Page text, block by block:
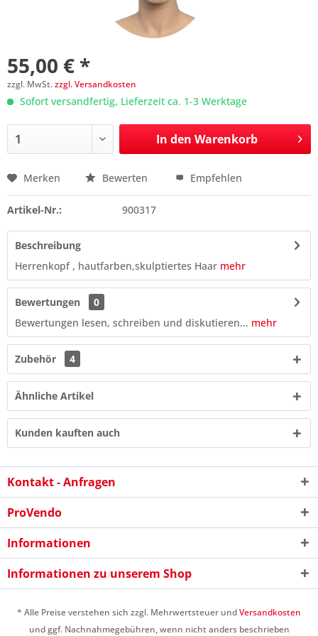
55,00 € *
zzgl. MwSt.zzgl. Versandkosten
Sofort versandfertig, Lieferzeit ca. 1-3 Werktage
In den Warenkorb
Preis anfragen
9 - 5 = ?
Merken Bewerten Empfehlen
Artikel-Nr.: 900317
Beschreibung
Herrenkopf , hautfarben,skulptiertes Haar mehr
Bewertungen
0
Bewertungen lesen, schreiben und diskutieren... mehr
Zubehör 4
Ähnliche Artikel
Kunden kauften auch
Kontakt - Anfragen
ProVendo
Informationen
Informationen zu unserem Shop
* Alle Preise verstehen sich zzgl. Mehrwertsteuer undVersandkosten
und ggf. Nachnahmegebühren, wenn nicht anders beschrieben